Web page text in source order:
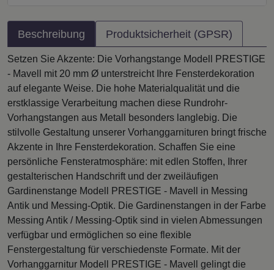
Beschreibung Produktsicherheit (GPSR)
Setzen Sie Akzente: Die Vorhangstange Modell PRESTIGE
- Mavell mit 20 mm Ø unterstreicht Ihre Fensterdekoration
auf elegante Weise. Die hohe Materialqualität und die
erstklassige Verarbeitung machen diese Rundrohr-
Vorhangstangen aus Metall besonders langlebig. Die
stilvolle Gestaltung unserer Vorhanggarnituren bringt frische
Akzente in Ihre Fensterdekoration. Schaffen Sie eine
persönliche Fensteratmosphäre: mit edlen Stoffen, Ihrer
gestalterischen Handschrift und der zweiläufigen
Gardinenstange Modell PRESTIGE - Mavell in Messing
Antik und Messing-Optik. Die Gardinenstangen in der Farbe
Messing Antik / Messing-Optik sind in vielen Abmessungen
verfügbar und ermöglichen so eine flexible
Fenstergestaltung für verschiedenste Formate. Mit der
Vorhanggarnitur Modell PRESTIGE - Mavell gelingt die